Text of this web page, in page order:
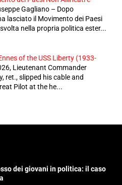
Gagliano – Dopo
lasciato il Movimento dei Paesi
nella propria politica ester...
of the USS Liberty (1933-
Lieutenant Commander
ret., slipped his cable and
Pilot at the he...
dei giovani in politica: il caso